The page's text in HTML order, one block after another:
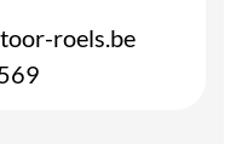
roels.be